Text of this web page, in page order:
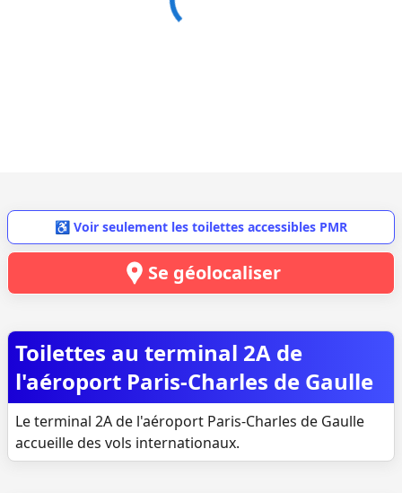
♿ Voir seulement les toilettes accessibles PMR
Se géolocaliser
Toilettes au terminal 2A de
l'aéroport Paris-Charles de Gaulle
Le terminal 2A de l'aéroport Paris-Charles de Gaulle
accueille des vols internationaux.